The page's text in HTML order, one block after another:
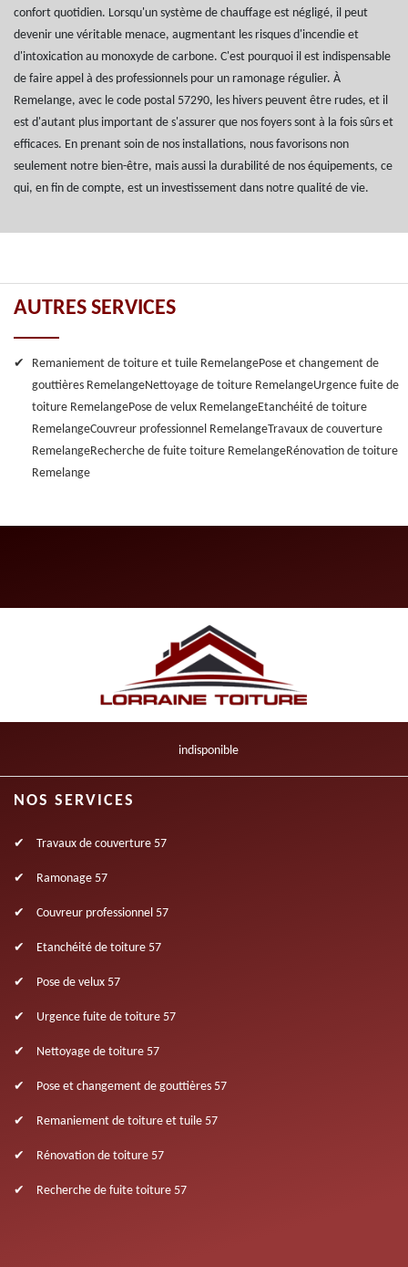
confort quotidien. Lorsqu'un système de chauffage est négligé, il peut
devenir une véritable menace, augmentant les risques d'incendie et
d'intoxication au monoxyde de carbone. C'est pourquoi il est indispensable
de faire appel à des professionnels pour un ramonage régulier. À
Remelange, avec le code postal 57290, les hivers peuvent être rudes, et il
est d'autant plus important de s'assurer que nos foyers sont à la fois sûrs et
efficaces. En prenant soin de nos installations, nous favorisons non
seulement notre bien-être, mais aussi la durabilité de nos équipements, ce
qui, en fin de compte, est un investissement dans notre qualité de vie.
AUTRES SERVICES
Remaniement de toiture et tuile RemelangePose et changement de
gouttières RemelangeNettoyage de toiture RemelangeUrgence fuite de
toiture RemelangePose de velux RemelangeEtanchéité de toiture
RemelangeCouvreur professionnel RemelangeTravaux de couverture
RemelangeRecherche de fuite toiture RemelangeRénovation de toiture
Remelange
indisponible
NOS SERVICES
Travaux de couverture 57
Ramonage 57
Couvreur professionnel 57
Etanchéité de toiture 57
Pose de velux 57
Urgence fuite de toiture 57
Nettoyage de toiture 57
Pose et changement de gouttières 57
Remaniement de toiture et tuile 57
Rénovation de toiture 57
Recherche de fuite toiture 57